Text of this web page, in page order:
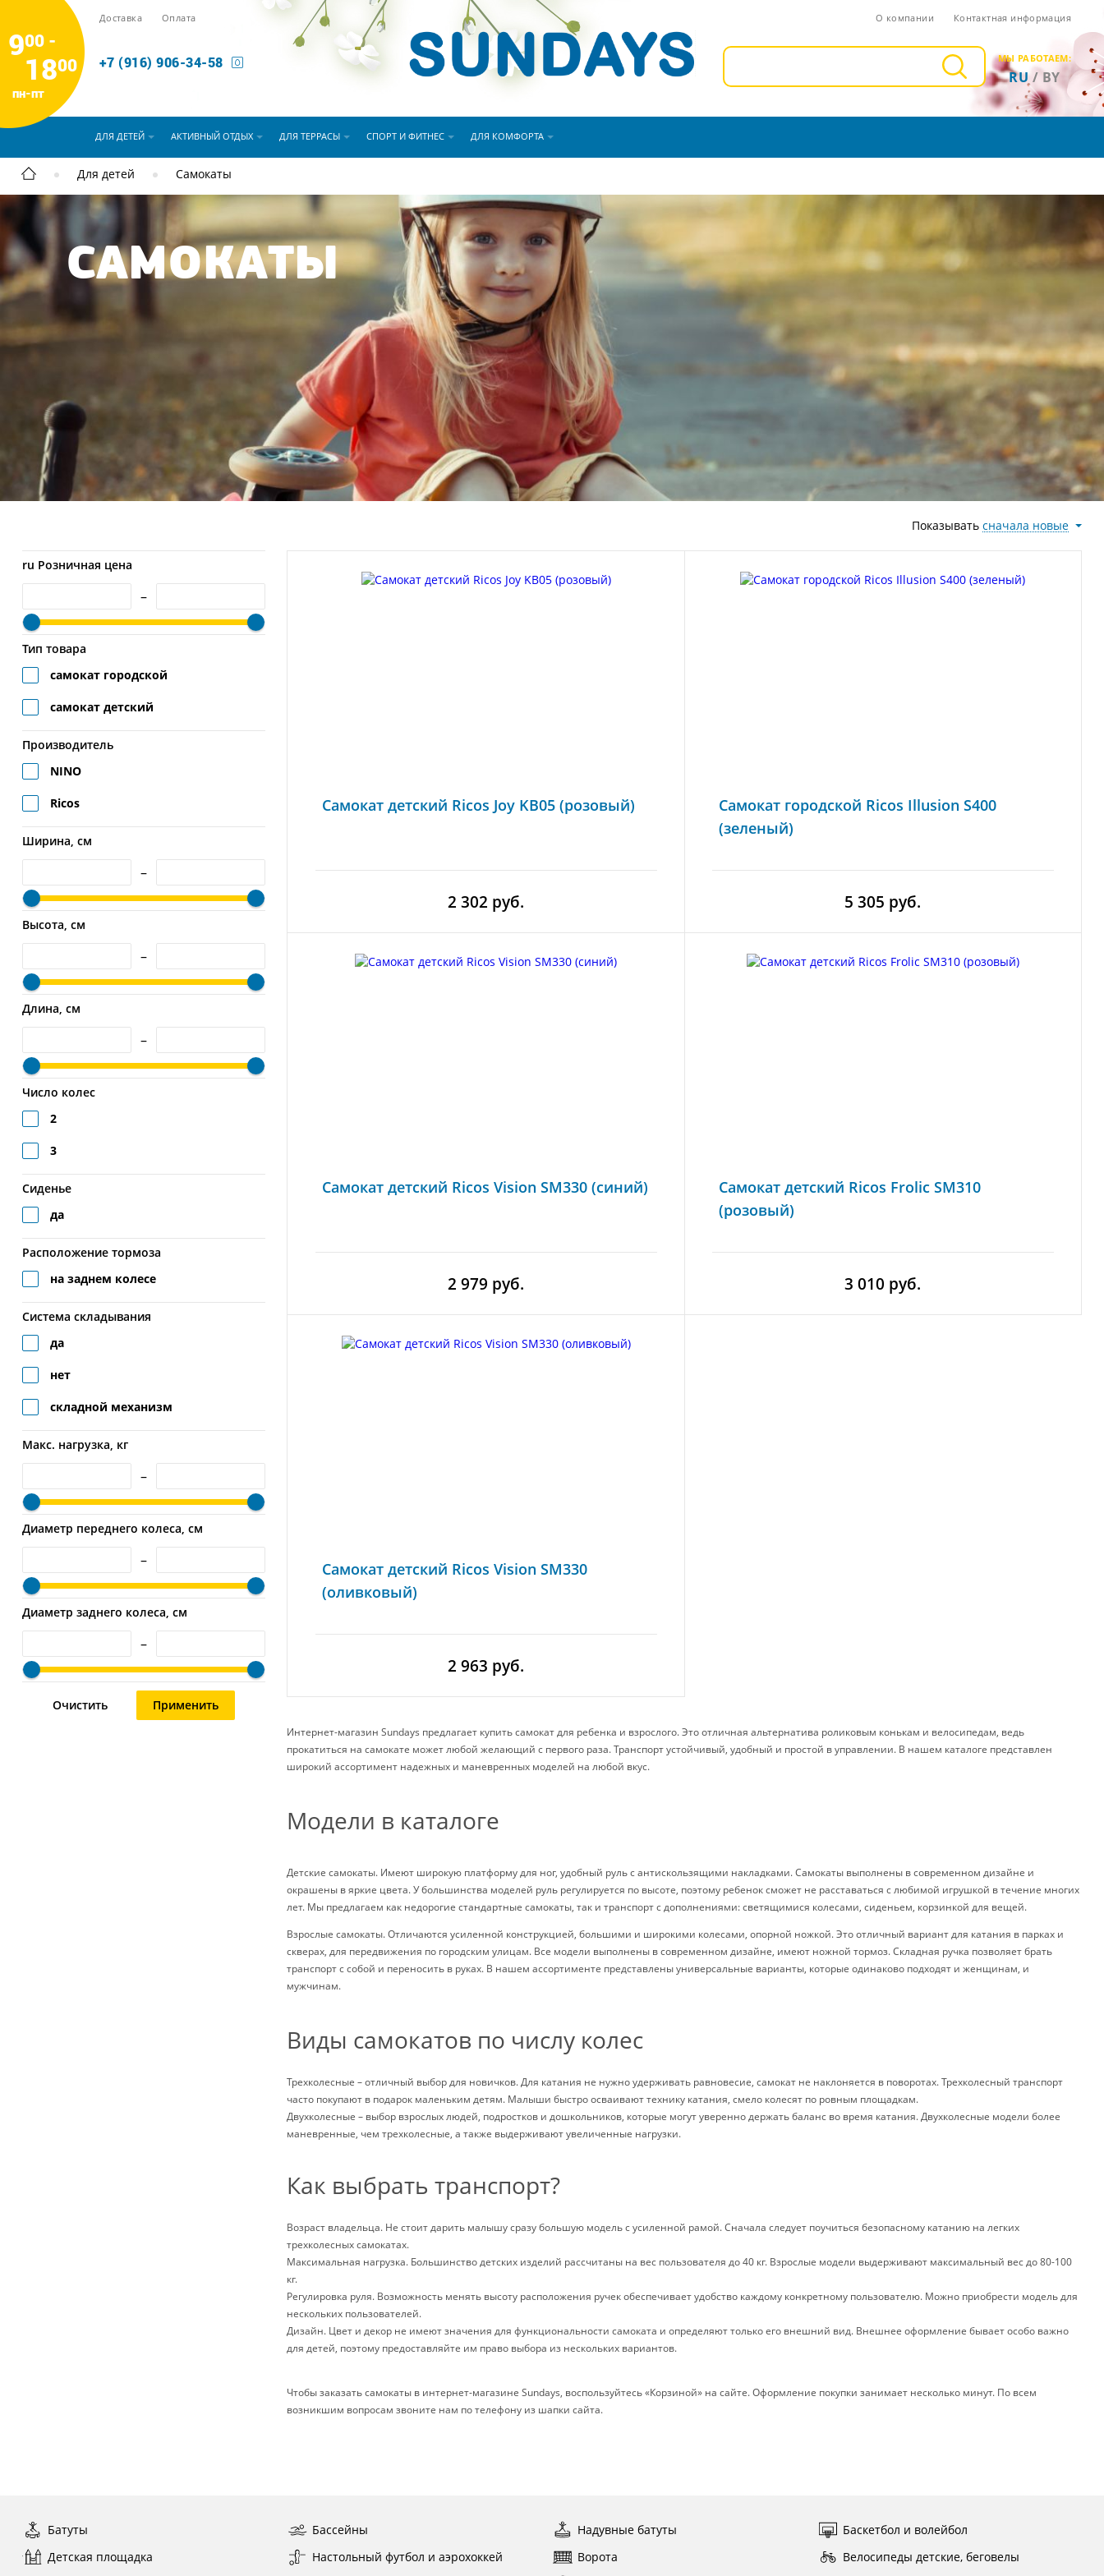
900 -
1800
пн-пт
Доставка Оплата О компании Контактная информация
+7 (916) 906-34-58 МЫ РАБОТАЕМ:
RU/ BY
ДЛЯ ДЕТЕЙ АКТИВНЫЙ ОТДЫХ ДЛЯ ТЕРРАСЫ СПОРТ И ФИТНЕС ДЛЯ КОМФОРТА
Для детей Самокаты
САМОКАТЫ
Показывать сначала новые
ru Розничная цена
–
Тип товара
самокат городской
самокат детский
Производитель
NINO
Ricos
Ширина, см
–
Высота, см
–
Длина, см
–
Число колес
2
3
Сиденье
да
Расположение тормоза
на заднем колесе
Система складывания
да
нет
складной механизм
Макс. нагрузка, кг
–
Диаметр переднего колеса, см
–
Диаметр заднего колеса, см
–
Самокат детский Ricos Joy KB05 (розовый)
2 302 руб.
Самокат городской Ricos Illusion S400
(зеленый)
5 305 руб.
Самокат детский Ricos Vision SM330 (синий)
2 979 руб.
Самокат детский Ricos Frolic SM310
(розовый)
3 010 руб.
Самокат детский Ricos Vision SM330
(оливковый)
2 963 руб.
Интернет-магазин Sundays предлагает купить самокат для ребенка и взрослого. Это отличная альтернатива роликовым конькам и велосипедам, ведь
прокатиться на самокате может любой желающий с первого раза. Транспорт устойчивый, удобный и простой в управлении. В нашем каталоге представлен
широкий ассортимент надежных и маневренных моделей на любой вкус.
Модели в каталоге
Детские самокаты. Имеют широкую платформу для ног, удобный руль с антискользящими накладками. Самокаты выполнены в современном дизайне и
окрашены в яркие цвета. У большинства моделей руль регулируется по высоте, поэтому ребенок сможет не расставаться с любимой игрушкой в течение многих
лет. Мы предлагаем как недорогие стандартные самокаты, так и транспорт с дополнениями: светящимися колесами, сиденьем, корзинкой для вещей.
Взрослые самокаты. Отличаются усиленной конструкцией, большими и широкими колесами, опорной ножкой. Это отличный вариант для катания в парках и
скверах, для передвижения по городским улицам. Все модели выполнены в современном дизайне, имеют ножной тормоз. Складная ручка позволяет брать
транспорт с собой и переносить в руках. В нашем ассортименте представлены универсальные варианты, которые одинаково подходят и женщинам, и
мужчинам.
Виды самокатов по числу колес
Трехколесные – отличный выбор для новичков. Для катания не нужно удерживать равновесие, самокат не наклоняется в поворотах. Трехколесный транспорт
часто покупают в подарок маленьким детям. Малыши быстро осваивают технику катания, смело колесят по ровным площадкам.
Двухколесные – выбор взрослых людей, подростков и дошкольников, которые могут уверенно держать баланс во время катания. Двухколесные модели более
маневренные, чем трехколесные, а также выдерживают увеличенные нагрузки.
Как выбрать транспорт?
Возраст владельца. Не стоит дарить малышу сразу большую модель с усиленной рамой. Сначала следует поучиться безопасному катанию на легких
трехколесных самокатах.
Максимальная нагрузка. Большинство детских изделий рассчитаны на вес пользователя до 40 кг. Взрослые модели выдерживают максимальный вес до 80-100
кг.
Регулировка руля. Возможность менять высоту расположения ручек обеспечивает удобство каждому конкретному пользователю. Можно приобрести модель для
нескольких пользователей.
Дизайн. Цвет и декор не имеют значения для функциональности самоката и определяют только его внешний вид. Внешнее оформление бывает особо важно
для детей, поэтому предоставляйте им право выбора из нескольких вариантов.
Чтобы заказать самокаты в интернет-магазине Sundays, воспользуйтесь «Корзиной» на сайте. Оформление покупки занимает несколько минут. По всем
возникшим вопросам звоните нам по телефону из шапки сайта.
Батуты Бассейны Надувные батуты
Баскетбол и волейбол
Детская площадка
Настольный футбол и аэрохоккей Ворота Велосипеды детские, беговелы